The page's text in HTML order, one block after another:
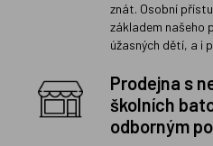
znát. Osobní
základem našeho
úžasných dětí, a i
Prodejna s
školních
odborným